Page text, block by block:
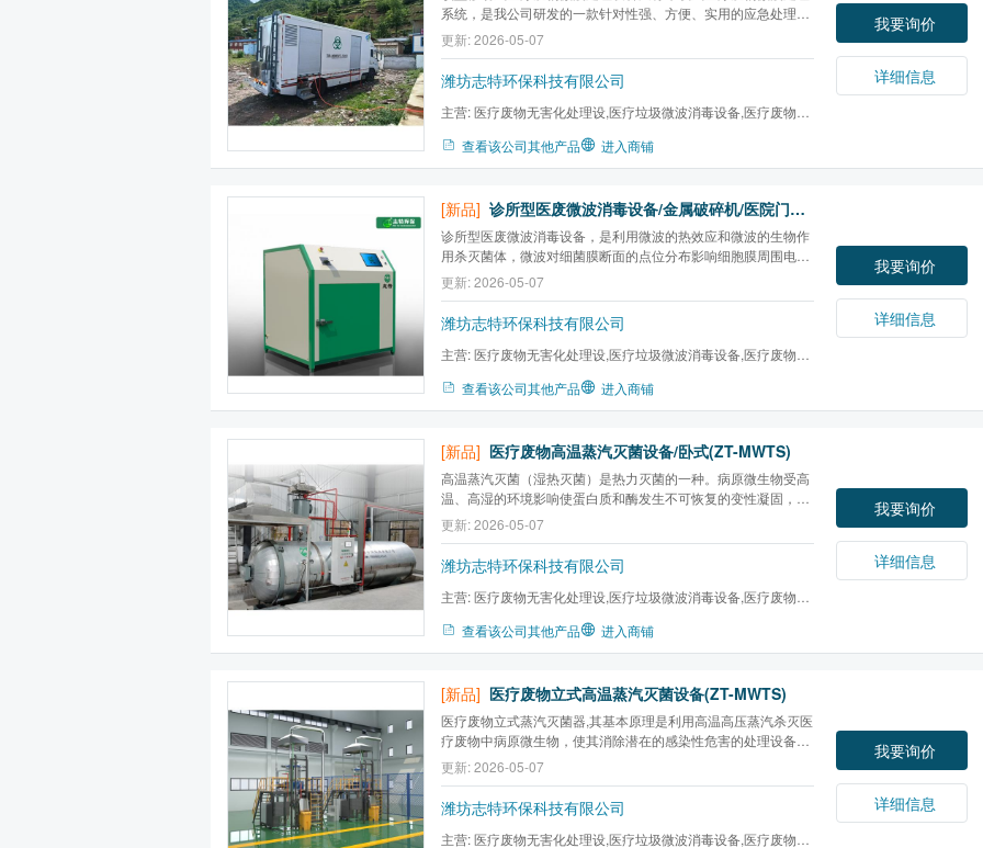
系统，是我公司研发的一款针对性强、方便、实用的应急处理设
备。主要用于应对重大疫情爆发和突发灾情的出现，导致医疗废
物产生量突然增多或由于医疗废物处置设备因灾情被破坏时，紧
急处理医疗废物。采用轻型卡车车载进入灾区医院巡回处理...
更新: 2026-05-07
潍坊志特环保科技有限公司
主营:医疗废物无害化处理设,医疗垃圾微波消毒设备,医疗废物微
查看该公司其他产品 进入商铺
我要询价
详细信息
[新品] 诊所型医废微波消毒设备/金属破碎机/医院门诊适用
诊所型医废微波消毒设备，是利用微波的热效应和微波的生物作
用杀灭菌体，微波对细菌膜断面的点位分布影响细胞膜周围电子
和离子密度，从而改变细胞膜的通透性能，杀灭细菌。
更新: 2026-05-07
潍坊志特环保科技有限公司
主营:医疗废物无害化处理设,医疗垃圾微波消毒设备,医疗废物微
查看该公司其他产品 进入商铺
我要询价
详细信息
[新品] 医疗废物高温蒸汽灭菌设备/卧式(ZT-MWTS)
高温蒸汽灭菌（湿热灭菌）是热力灭菌的一种。病原微生物受高
温、高湿的环境影响使蛋白质和酶发生不可恢复的变性凝固，从
而导致微生物的死亡。从而达到杀灭微生物的目的。该医疗废物
高温蒸汽灭菌处理工艺以高温饱和蒸汽为工作介质，利用其较强
的穿透力，深入到灭菌物品内部并释放出蒸汽内含的潜伏热...
更新: 2026-05-07
潍坊志特环保科技有限公司
主营:医疗废物无害化处理设,医疗垃圾微波消毒设备,医疗废物微
查看该公司其他产品 进入商铺
我要询价
详细信息
[新品] 医疗废物立式高温蒸汽灭菌设备(ZT-MWTS)
医疗废物立式蒸汽灭菌器,其基本原理是利用高温高压蒸汽杀灭医
疗废物中病原微生物，使其消除潜在的感染性危害的处理设备；
医疗废物立式蒸汽灭菌器适用于处理《医疗废物分类目录》和
《国家危险废物名录》中的感染性废物、损伤性废物。不适用于
处理药物性废物、化学性废物及病理性废物。医疗废物立式蒸...
更新: 2026-05-07
潍坊志特环保科技有限公司
主营:医疗废物无害化处理设,医疗垃圾微波消毒设备,医疗废物微
我要询价
详细信息